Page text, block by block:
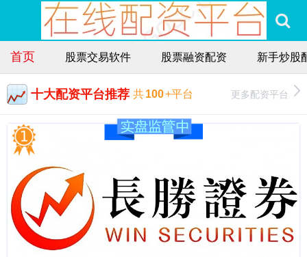
首页 股票交易软件 股票融资配资 新手炒股
十大配资平台推荐 共100+平台 更多配资平台